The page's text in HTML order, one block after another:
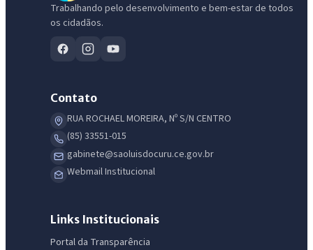
Trabalhando pelo desenvolvimento e bem-estar de todos
os cidadãos.
Contato
RUA ROCHAEL MOREIRA, Nº S/N CENTRO
(85) 33551-015
gabinete@saoluisdocuru.ce.gov.br
Webmail Institucional
Links Institucionais
Portal da Transparência